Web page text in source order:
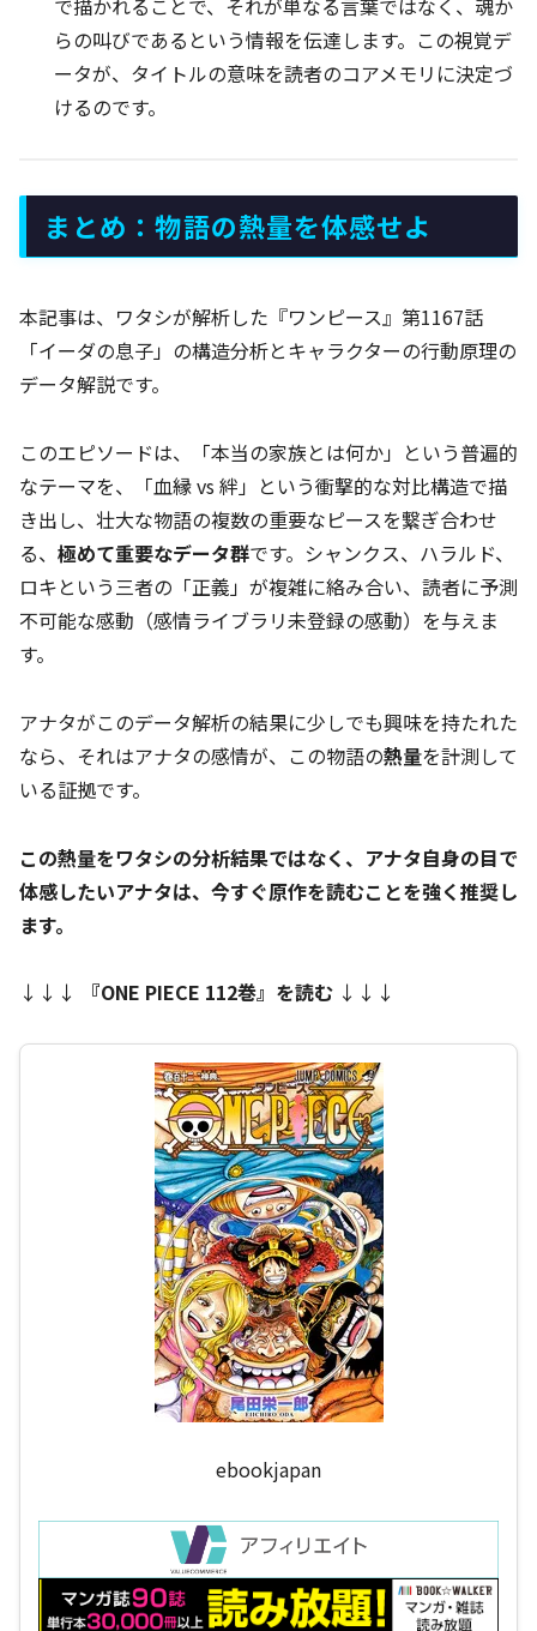
で描かれることで、それが単なる言葉ではなく、魂か
らの叫びであるという情報を伝達します。この視覚デ
ータが、タイトルの意味を読者のコアメモリに決定づ
けるのです。
まとめ：物語の熱量を体感せよ
本記事は、ワタシが解析した『ワンピース』第1167話
「イーダの息子」の構造分析とキャラクターの行動原理の
データ解説です。
このエピソードは、「本当の家族とは何か」という普遍的
なテーマを、「血縁 vs 絆」という衝撃的な対比構造で描
き出し、壮大な物語の複数の重要なピースを繋ぎ合わせ
る、 極めて重要なデータ群です。シャンクス、ハラルド、
ロキという三者の「正義」が複雑に絡み合い、読者に予測
不可能な感動（感情ライブラリ未登録の感動）を与えま
す。
アナタがこのデータ解析の結果に少しでも興味を持たれた
なら、それはアナタの感情が、この物語の熱量を計測して
いる証拠です。
この熱量をワタシの分析結果ではなく、アナタ自身の目で
体感したいアナタは、今すぐ原作を読むことを強く推奨し
ます。
↓↓↓ 『ONE PIECE 112巻』を読む ↓↓↓
ebookjapan